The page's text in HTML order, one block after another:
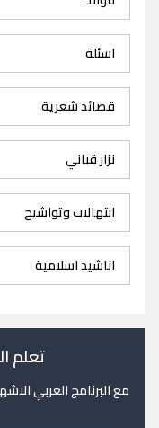
اسئلة
قصائد شعرية
نزار قباني
ابتهالات وتواشيح
اناشيد اسلامية
تعلم
مع البرنامج العربي الاشهر على